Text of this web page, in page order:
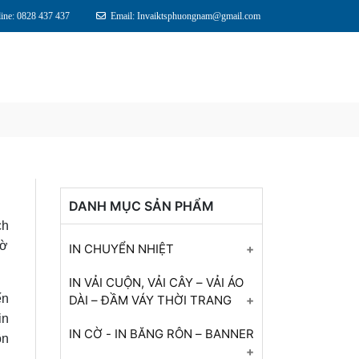
0828 437 437 Email: Invaiktsphuongnam@gmail.com
DANH MỤC SẢN PHẨM
IN CHUYỂN NHIỆT
In Chuyển Nhiệt
In Chuyển Nhiệt
In Chuyển Nhiệt
IN VẢI CUỘN, VẢI CÂY – VẢI ÁO
DÀI – ĐẦM VÁY THỜI TRANG
In vải áo dài
IN CỜ - IN BĂNG RÔN – BANNER